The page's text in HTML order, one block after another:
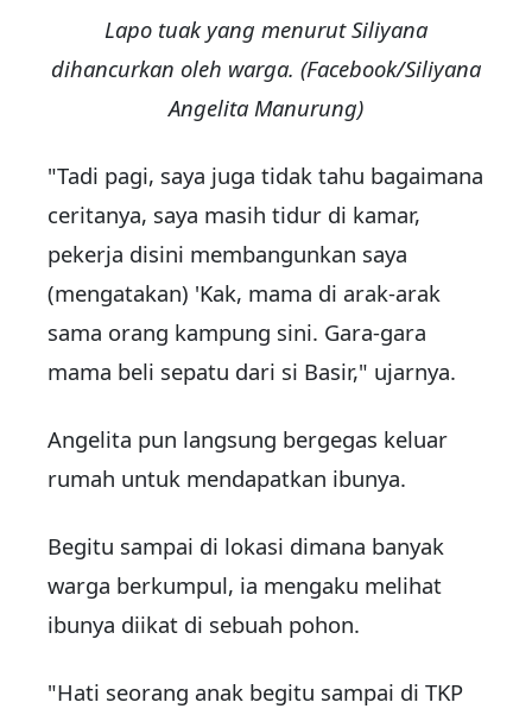
Lapo tuak yang menurut Siliyana
dihancurkan oleh warga. (Facebook/Siliyana
Angelita Manurung)
"Tadi pagi, saya juga tidak tahu bagaimana
ceritanya, saya masih tidur di kamar,
pekerja disini membangunkan saya
(mengatakan) 'Kak, mama di arak-arak
sama orang kampung sini. Gara-gara
mama beli sepatu dari si Basir," ujarnya.
Angelita pun langsung bergegas keluar
rumah untuk mendapatkan ibunya.
Begitu sampai di lokasi dimana banyak
warga berkumpul, ia mengaku melihat
ibunya diikat di sebuah pohon.
"Hati seorang anak begitu sampai di TKP